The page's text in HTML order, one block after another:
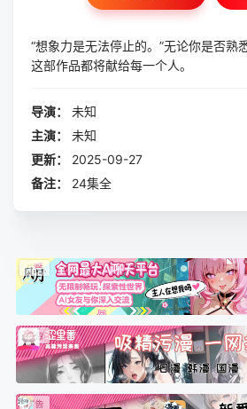
“想象力是无法停止的。”无论你是否熟
这部作品都将献给每一个人。
导演：
未知
主演：
未知
更新：
2025-09-27
备注：
24集全